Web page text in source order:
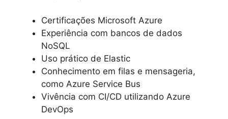
Certificações Microsoft Azure
Experiência com bancos de dados
NoSQL
Uso prático de Elastic
Conhecimento em filas e mensageria,
como Azure Service Bus
Vivência com CI/CD utilizando Azure
DevOps